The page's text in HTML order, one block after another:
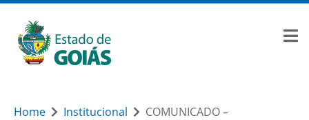
Home Institucional
COMUNICADO –